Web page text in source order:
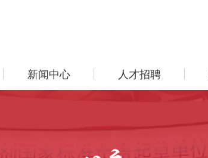
新闻中心 人才招聘